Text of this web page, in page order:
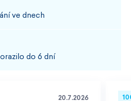
ve dnech
do 6 dní
20.7.2026